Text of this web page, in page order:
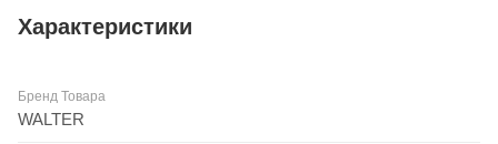
Характеристики
Бренд Товара
WALTER